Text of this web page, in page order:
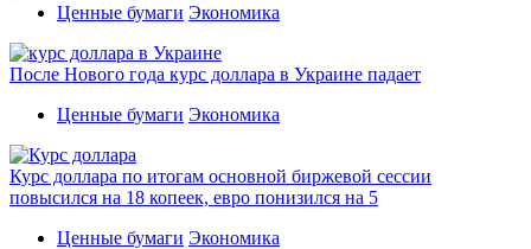
Ценные бумаги Экономика
После Нового года курс доллара в Украине падает
Ценные бумаги Экономика
Курс доллара по итогам основной биржевой сессии
повысился на 18 копеек, евро понизился на 5
Ценные бумаги Экономика